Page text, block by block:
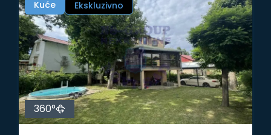
Kuće Ekskluzivno
360°